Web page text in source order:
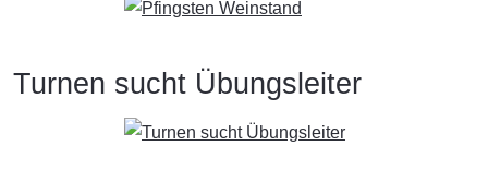
Turnen sucht Übungsleiter